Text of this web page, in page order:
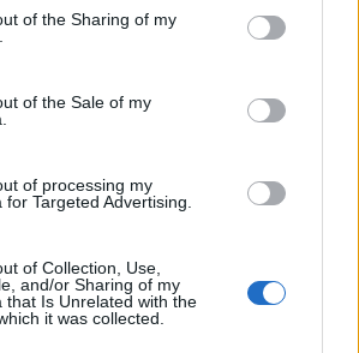
of the Sharing of my
of the Sale of my
of processing my
Targeted Advertising.
of Collection, Use,
and/or Sharing of my
that Is Unrelated with the
it was collected.
τις ειδήσεις
ΜΗΤΕΡΑ